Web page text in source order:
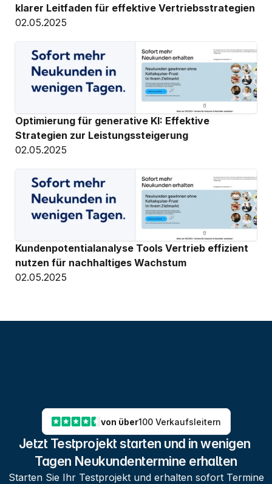
klarer Leitfaden für effektive Vertriebsstrategien
02.05.2025
Optimierung für generative KI: Effektive
Strategien zur Leistungssteigerung
02.05.2025
Kundenpotentialanalyse Tools Vertrieb effizient
nutzen für nachhaltiges Wachstum
02.05.2025
von über100 Verkaufsleitern
Jetzt Testprojekt starten und in wenigen
Tagen Neukundentermine erhalten
Starten Sie Ihr Testprojekt und erhalten sofort Termine